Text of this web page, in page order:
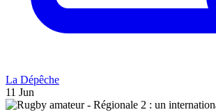
La Dépêche
11 Jun